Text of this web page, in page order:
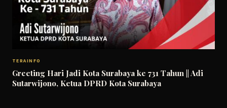
TERAINFO
Greeting Hari Jadi Kota Surabaya ke 731 Tahun || Adi
Sutarwijono, Ketua DPRD Kota Surabaya